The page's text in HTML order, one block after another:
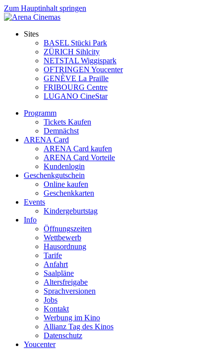
Zum Hauptinhalt springen
Sites
BASEL Stücki Park
ZÜRICH Sihlcity
NETSTAL Wiggispark
OFTRINGEN Youcenter
GENÈVE La Praille
FRIBOURG Centre
LUGANO CineStar
Programm
Tickets Kaufen
Demnächst
ARENA Card
ARENA Card kaufen
ARENA Card Vorteile
Kundenlogin
Geschenkgutschein
Online kaufen
Geschenkkarten
Events
Kindergeburtstag
Info
Öffnungszeiten
Wettbewerb
Hausordnung
Tarife
Anfahrt
Saalpläne
Altersfreigabe
Sprachversionen
Jobs
Kontakt
Werbung im Kino
Allianz Tag des Kinos
Datenschutz
Youcenter